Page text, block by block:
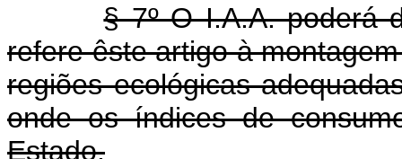
§ 7º O I.A.A. poderá
refere êste artigo à
regiões ecológicas
onde os índices de
Estado.